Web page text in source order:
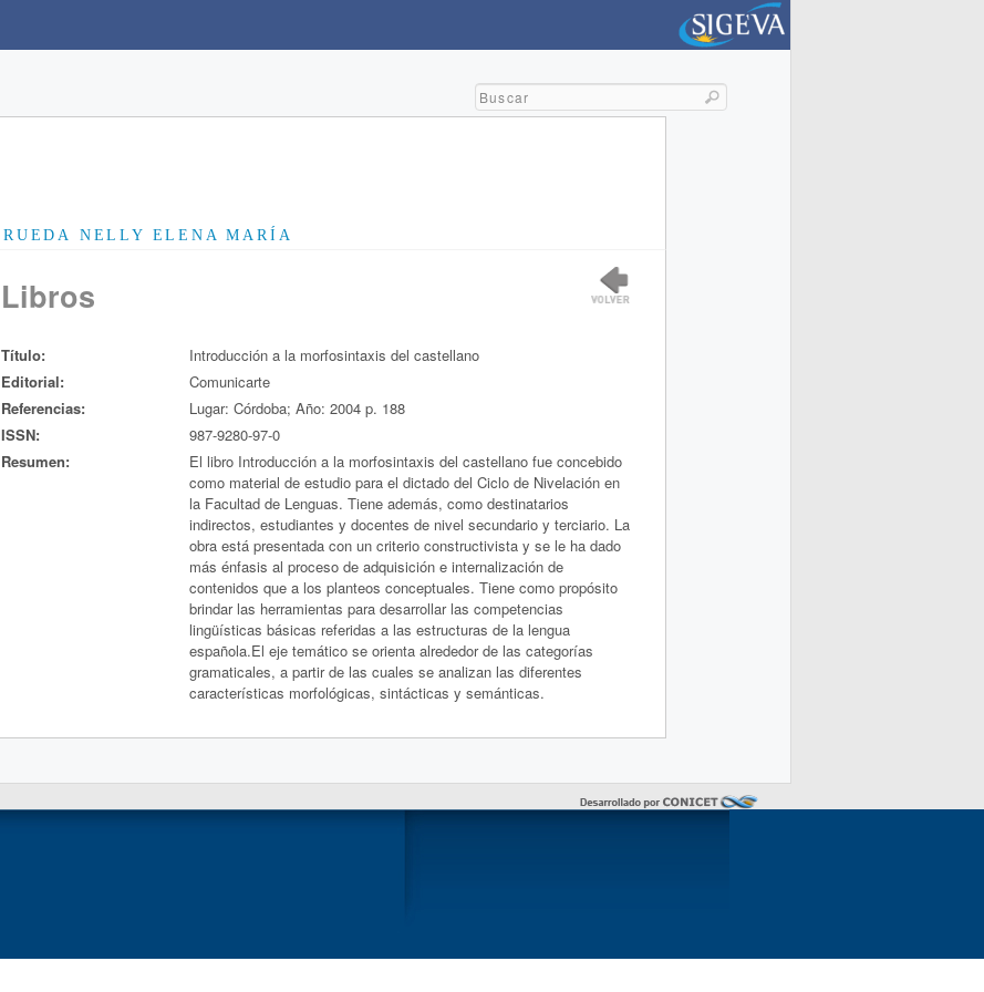
RUEDA NELLY ELENA MARÍA
Libros
Título:
Introducción a la morfosintaxis del castellano
Editorial:
Comunicarte
Referencias:
Lugar: Córdoba; Año: 2004 p. 188
ISSN:
987-9280-97-0
Resumen:
El libro Introducción a la morfosintaxis del castellano fue concebido
como material de estudio para el dictado del Ciclo de Nivelación en
la Facultad de Lenguas. Tiene además, como destinatarios
indirectos, estudiantes y docentes de nivel secundario y terciario. La
obra está presentada con un criterio constructivista y se le ha dado
más énfasis al proceso de adquisición e internalización de
contenidos que a los planteos conceptuales. Tiene como propósito
brindar las herramientas para desarrollar las competencias
lingüísticas básicas referidas a las estructuras de la lengua
española.El eje temático se orienta alrededor de las categorías
gramaticales, a partir de las cuales se analizan las diferentes
características morfológicas, sintácticas y semánticas.